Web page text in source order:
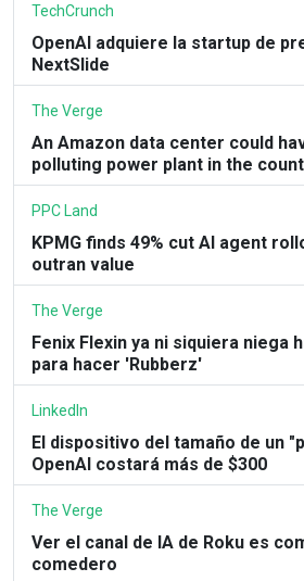
TechCrunch
OpenAI adquiere la startup de
NextSlide
The Verge
An Amazon data center could
polluting power plant in the
PPC Land
KPMG finds 49% cut AI agent
outran value
The Verge
Fenix Flexin ya ni siquiera niega
para hacer 'Rubberz'
LinkedIn
El dispositivo del tamaño de un
OpenAI costará más de $300
The Verge
Ver el canal de IA de Roku es
comedero